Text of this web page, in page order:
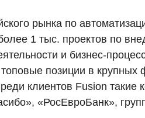
рынка по
1 тыс. проектов по
и бизнес-
позиции в
клиентов Fusion такие
«РосЕвроБанк»,